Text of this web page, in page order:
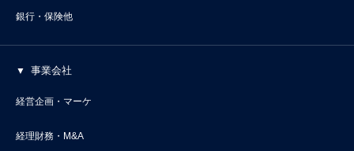
銀行・保険他
事業会社
経営企画・マーケ
経理財務・M&A